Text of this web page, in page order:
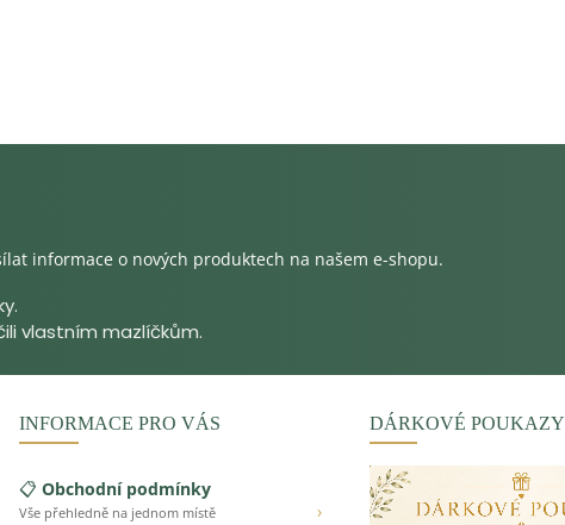
informace o nových produktech na našem e-shopu.
INFORMACE PRO VÁS
📋 Obchodní podmínky
Vše přehledně na jednom místě
›
DÁRKOVÉ POUKAZY